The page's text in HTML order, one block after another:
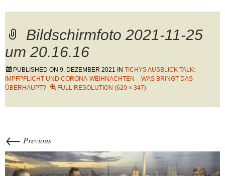
Bildschirmfoto 2021-11-25
um 20.16.16
PUBLISHED ON 9. DEZEMBER 2021 IN TICHYS AUSBLICK TALK:
IMPFPFLICHT UND CORONA-WEIHNACHTEN – WAS BRINGT DAS
ÜBERHAUPT?
FULL RESOLUTION (620 × 347)
← Previous